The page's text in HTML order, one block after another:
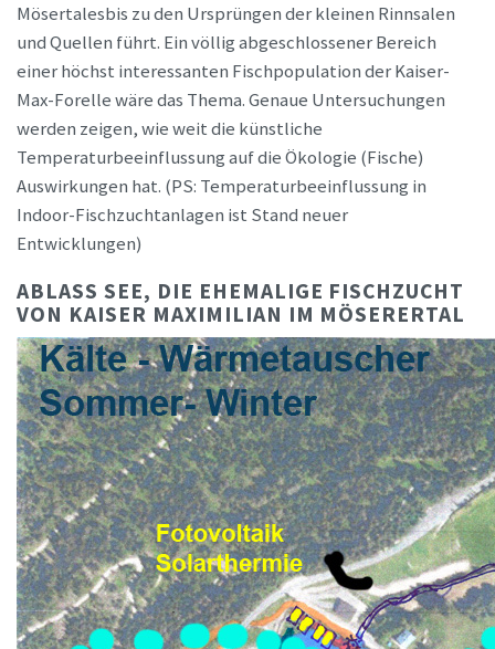
Mösertalesbis zu den Ursprüngen der kleinen Rinnsalen
und Quellen führt. Ein völlig abgeschlossener Bereich
einer höchst interessanten Fischpopulation der Kaiser-
Max-Forelle wäre das Thema. Genaue Untersuchungen
werden zeigen, wie weit die künstliche
Temperaturbeeinflussung auf die Ökologie (Fische)
Auswirkungen hat. (PS: Temperaturbeeinflussung in
Indoor-Fischzuchtanlagen ist Stand neuer
Entwicklungen)
ABLASS SEE, DIE EHEMALIGE FISCHZUCHT
VON KAISER MAXIMILIAN IM MÖSERERTAL